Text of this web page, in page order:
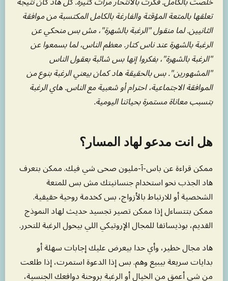
تعلقها بالمتعة المؤقتة والفارغة بالكامل المكتسبة من موافقة
الثانيين. لما منقول "الرغبة بالشهرة"، مش بس منحكي عن
الرغبة بالشهرة عند ناس كتار. معظم الناس، لما بسمعوا عن
"الرغبة بالشهرة"، بفكروا إنها بس شائبة بعقول الناس
"المشهورين". بس بالحقيقة هاد كمان بيعني الرغبة بنوع من
الموافقة الاجتماعية، احترام أو شعبية مع الناس. هاي الرغبة
بتسبب معاناة مستمرة بحياتنا اليومية.
هل انت مدعو لهاد المسار؟
ممكن قراءة عن باس-آ-مليون صحى شي فيك. ممكن بتعرف
هاد الجذب نحو استخدام جنسانيتك مش بس للمتعة
الشخصية أو للارتباط بالأزواج، بس كخدمة روحية حقيقية.
ممكن بتتساءل إذا ممكن تصير تجسيد حديث لهاد النموذج
القديم، بوذيساتفا للمجال الإروتيكي اللي بيحول الرغبة للتحرر.
هاد مجال خطير، وأي حدا بيعرض عليك إجابات سهلة أو
بدايات سريعة بيبيع وهم. بس إذا الدعوة استمرت، إذا طلعت
من شي أعمق من الخيال أو الرغبة بروحنة دوافعك الجنسية،